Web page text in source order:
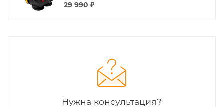
29 990 ₽
Нужна консультация?